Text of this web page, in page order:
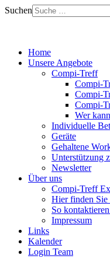
Suchen
Home
Unsere Angebote
Compi-Treff
Compi-
Compi-
Compi-
Wer
Individuelle
Geräte
Gehaltene
Unterstützung
Newsletter
Über uns
Compi-Treff
Hier finden Sie
So
Impressum
Links
Kalender
Login Team